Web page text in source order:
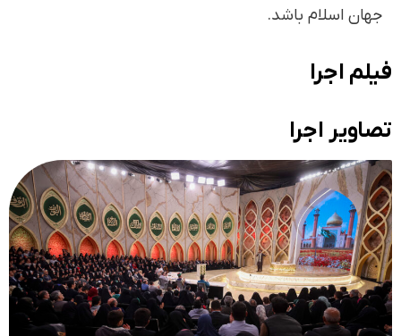
جهان اسلام باشد.
فیلم اجرا
تصاویر اجرا